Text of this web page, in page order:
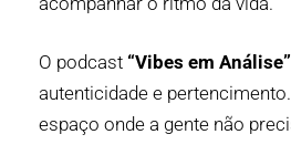
O podcast “Vibes em Análise”
autenticidade e
espaço onde a gente não